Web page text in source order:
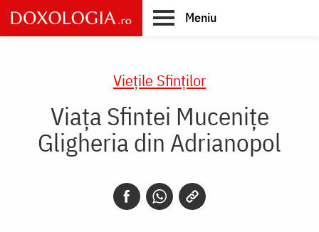
Skip
to
main
Meniu
Vieţile Sfinţilor
Viața Sfintei Mucenițe
Gligheria din Adrianopol